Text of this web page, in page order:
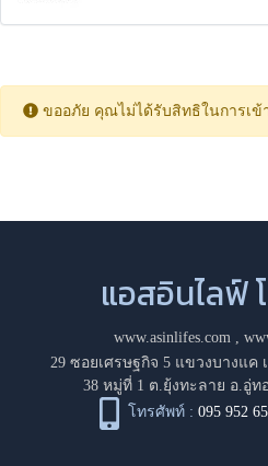
ขออภัย คุณไม่ได้รับสิทธิในการเ
แอสอินไลฟ์
www.asinlifes.com,
29 ซอยเศรษฐกิจ 5 แขวงบางแค
38 หมู่ที่ 1 ต.ยุ้งทะลาย อ.อู่ท
โทรศัพท์ : 095 952